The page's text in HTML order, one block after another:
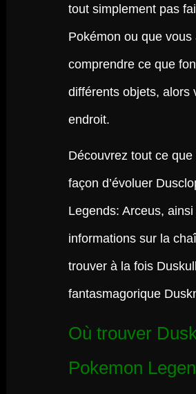
tout simplement pas
Pokémon ou que
comprendre ce que
différents objets, alors
endroit.
Découvrez tout ce
façon d’évoluer
Legends: Arceus,
informations sur la
trouver à la fois
fantasmagorique
Où trouver
Pokemon